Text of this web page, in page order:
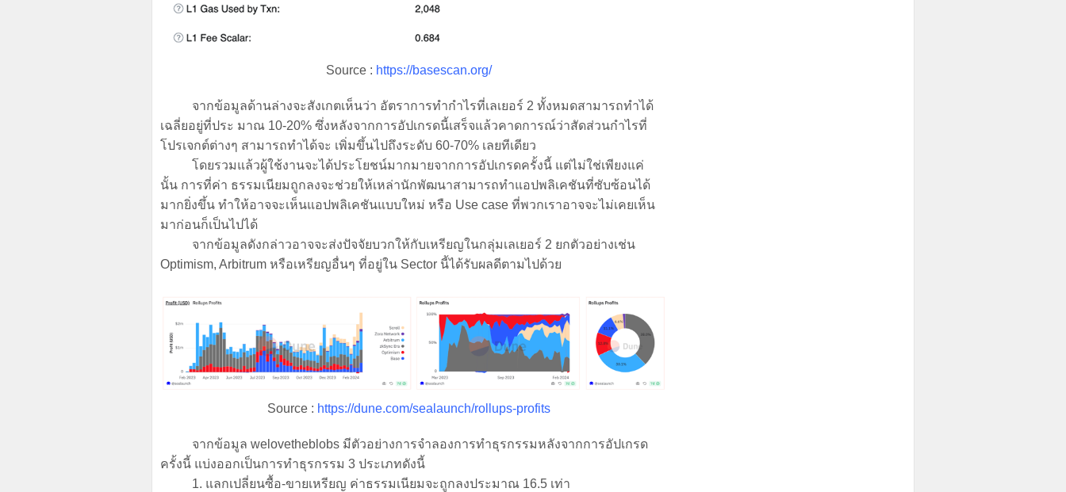
Source : https://basescan.org/
จากข้อมูลด้านล่างจะสังเกตเห็นว่า อัตราการทำกำไรที่เลเยอร์ 2 ทั้งหมดสามารถทำได้
เฉลี่ยอยู่ที่ประ มาณ 10-20% ซึ่งหลังจากการอัปเกรดนี้เสร็จแล้วคาดการณ์ว่าสัดส่วนกำไรที่
โปรเจกต์ต่างๆ สามารถทำได้จะ เพิ่มขึ้นไปถึงระดับ 60-70% เลยทีเดียว
โดยรวมแล้วผู้ใช้งานจะได้ประโยชน์มากมายจากการอัปเกรดครั้งนี้ แต่ไม่ใช่เพียงแค่
นั้น การที่ค่า ธรรมเนียมถูกลงจะช่วยให้เหล่านักพัฒนาสามารถทำแอปพลิเคชันที่ซับซ้อนได้
มากยิ่งขึ้น ทำให้อาจจะเห็นแอปพลิเคชันแบบใหม่ หรือ Use case ที่พวกเราอาจจะไม่เคยเห็น
มาก่อนก็เป็นไปได้
จากข้อมูลดังกล่าวอาจจะส่งปัจจัยบวกให้กับเหรียญในกลุ่มเลเยอร์ 2 ยกตัวอย่างเช่น
Optimism, Arbitrum หรือเหรียญอื่นๆ ที่อยู่ใน Sector นี้ได้รับผลดีตามไปด้วย
Source : https://dune.com/sealaunch/rollups-profits
จากข้อมูล welovetheblobs มีตัวอย่างการจำลองการทำธุรกรรมหลังจากการอัปเกรด
ครั้งนี้ แบ่งออกเป็นการทำธุรกรรม 3 ประเภทดังนี้
1. แลกเปลี่ยนซื้อ-ขายเหรียญ ค่าธรรมเนียมจะถูกลงประมาณ 16.5 เท่า